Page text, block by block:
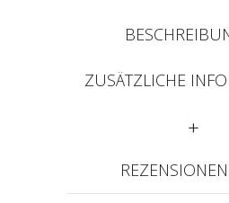
ZUSÄTZLICHE